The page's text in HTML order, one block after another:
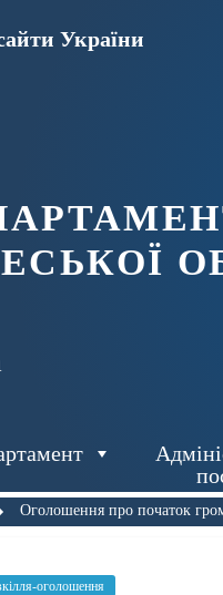
України
Оголошення про початок
оголошення